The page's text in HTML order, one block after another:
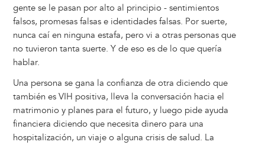
r
t
gente se le pasan por alto al principio - sentimientos
falsos, promesas falsas e identidades falsas. Por suerte,
nunca caí en ninguna estafa, pero vi a otras personas que
no tuvieron tanta suerte. Y de eso es de lo que quería
hablar.
Una persona se gana la confianza de otra diciendo que
también es VIH positiva, lleva la conversación hacia el
matrimonio y planes para el futuro, y luego pide ayuda
financiera diciendo que necesita dinero para una
hospitalización, un viaje o alguna crisis de salud. La